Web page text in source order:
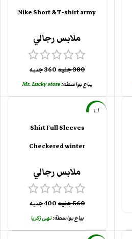
Nike Short & T-shirt army
ملابس رجالي
380جنيه360جنيه
يباع بواسطة:Mr. Lucky store
-29%
Shirt Full Sleeves
Checkered winter
ملابس رجالي
560جنيه400جنيه
يباع بواسطة:نهى زكريا